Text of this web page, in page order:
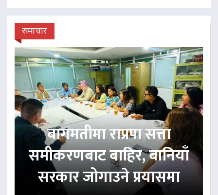
समाचार
बागमतीमा राप्रपा सत्ता
समीकरणबाट बाहिर, बानियाँ
सरकार जोगाउने प्रयासमा